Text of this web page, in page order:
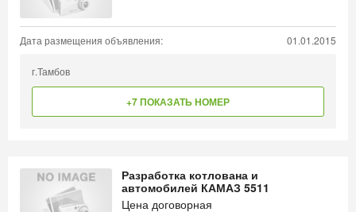
Дата размещения объявления: 01.01.2015
г.Тамбов
+7 ПОКАЗАТЬ НОМЕР
Разработка котлована и
автомобилей КАМАЗ 5511
Цена договорная